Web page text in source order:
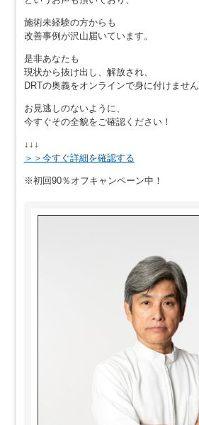
施術未経験の方からも
改善事例が沢山届いています。
是非あなたも
現状から抜け出し、解放され、
DRTの奥義をオンラインで身に付けませ
お見逃しのないように、
今すぐその全貌をご確認ください！
↓↓↓
＞＞今すぐ詳細を確認する
※初回90％オフキャンペーン中！